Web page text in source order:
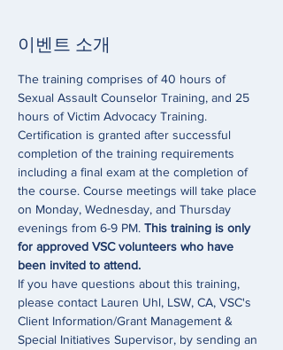
이벤트 소개
The training comprises of 40 hours of
Sexual Assault Counselor Training, and 25
hours of Victim Advocacy Training.
Certification is granted after successful
completion of the training requirements
including a final exam at the completion of
the course. Course meetings will take place
on Monday, Wednesday, and Thursday
evenings from 6-9 PM. This training is only
for approved VSC volunteers who have
been invited to attend.
If you have questions about this training,
please contact Lauren Uhl, LSW, CA, VSC's
Client Information/Grant Management &
Special Initiatives Supervisor, by sending an